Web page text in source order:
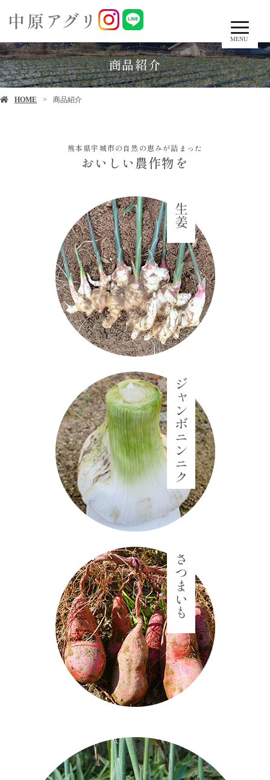
MENU
商品紹介
HOME 商品紹介
熊本県宇城市の自然の恵みが詰まった
おいしい農作物を